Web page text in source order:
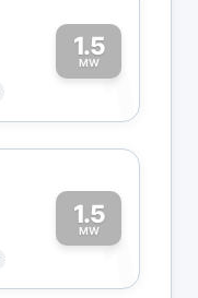
1.5
MW1
1.5
MW1